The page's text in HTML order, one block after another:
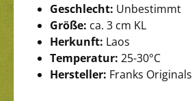
Geschlecht: Unbestimmt
Größe: ca. 3 cm KL
Herkunft: Laos
Temperatur: 25-30°C
Hersteller: Franks Originals